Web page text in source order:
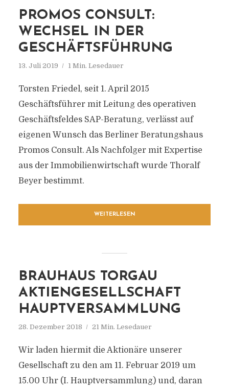
PROMOS CONSULT:
WECHSEL IN DER
GESCHÄFTSFÜHRUNG
13. Juli 2019 1 Min. Lesedauer
Torsten Friedel, seit 1. April 2015
Geschäftsführer mit Leitung des operativen
Geschäftsfeldes SAP-Beratung, verlässt auf
eigenen Wunsch das Berliner Beratungshaus
Promos Consult. Als Nachfolger mit Expertise
aus der Immobilienwirtschaft wurde Thoralf
Beyer bestimmt.
WEITERLESEN
BRAUHAUS TORGAU
AKTIENGESELLSCHAFT
HAUPTVERSAMMLUNG
28. Dezember 2018 21 Min. Lesedauer
Wir laden hiermit die Aktionäre unserer
Gesellschaft zu den am 11. Februar 2019 um
15.00 Uhr (I. Hauptversammlung) und, daran